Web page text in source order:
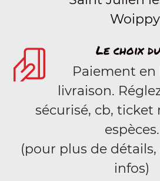
Woippy
Le choix
Paiement en
livraison.
sécurisé, cb, ticket
espèces.
(pour plus de
infos)